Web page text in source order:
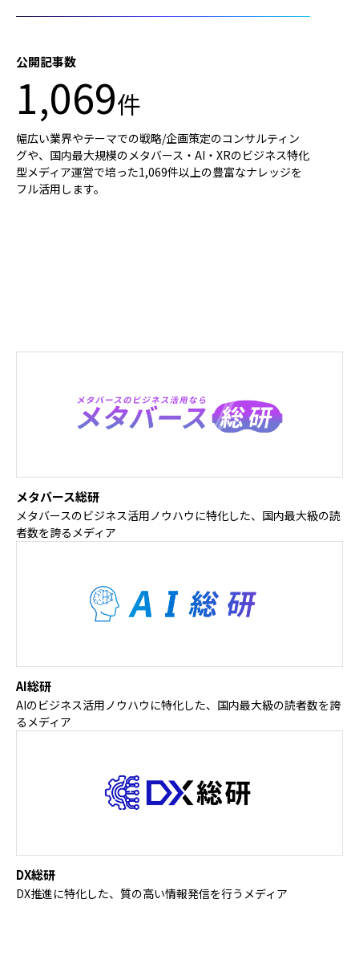
公開記事数
1,069件
幅広い業界やテーマでの戦略/企画策定のコンサルティン
グや、国内最大規模のメタバース・AI・XRのビジネス特化
型メディア運営で培った1,069件以上の豊富なナレッジを
フル活用します。
メタバース総研
メタバースのビジネス活用ノウハウに特化した、国内最大級の読
者数を誇るメディア
AI総研
AIのビジネス活用ノウハウに特化した、国内最大級の読者数を誇
るメディア
DX総研
DX推進に特化した、質の高い情報発信を行うメディア